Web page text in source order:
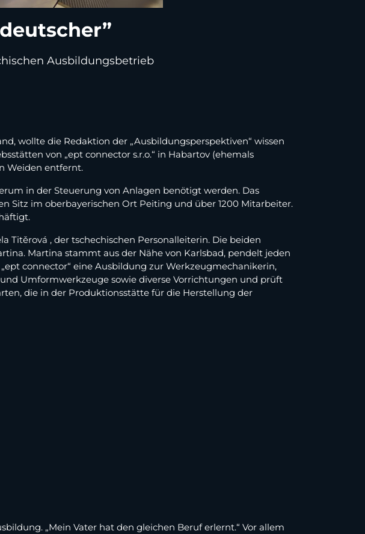
Ausbildungsbetrieb
wollte die Redaktion der „Ausbildungsperspektiven“ wissen
von „ept connector s.r.o.“ in Habartov (ehemals
Weiden entfernt.
in der Steuerung von Anlagen benötigt werden. Das
im oberbayerischen Ort Peiting und über 1200 Mitarbeiter.
Titěrová , der tschechischen Personalleiterin. Die beiden
Martina stammt aus der Nähe von Karlsbad, pendelt jeden
connector“ eine Ausbildung zur Werkzeugmechanikerin,
Umformwerkzeuge sowie diverse Vorrichtungen und prüft
die in der Produktionsstätte für die Herstellung der
„Mein Vater hat den gleichen Beruf erlernt.“ Vor allem